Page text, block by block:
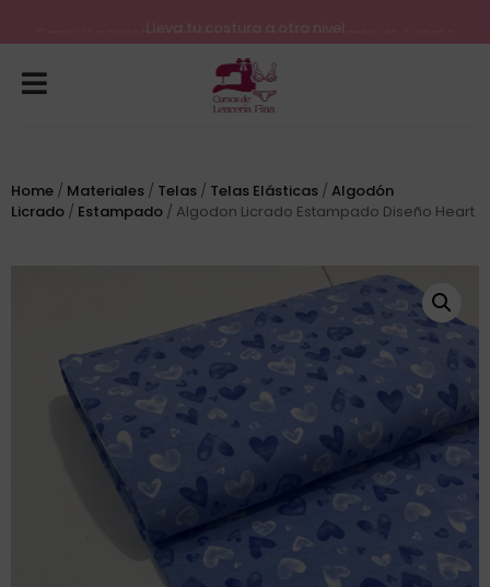
Consulta nuestros próximos inicios para el mes de Agosto
Home / Materiales / Telas / Telas Elásticas / Algodón
Licrado / Estampado / Algodon Licrado Estampado Diseño Heart